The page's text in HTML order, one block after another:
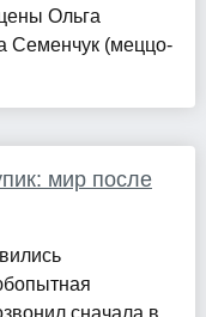
Ольга
Семенчук (меццо-
мир после